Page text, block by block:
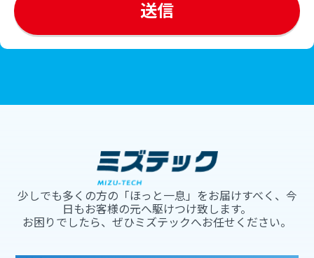
少しでも多くの方の「ほっと一息」をお届けすべく、今
日もお客様の元へ駆けつけ致します。
お困りでしたら、ぜひミズテックへお任せください。